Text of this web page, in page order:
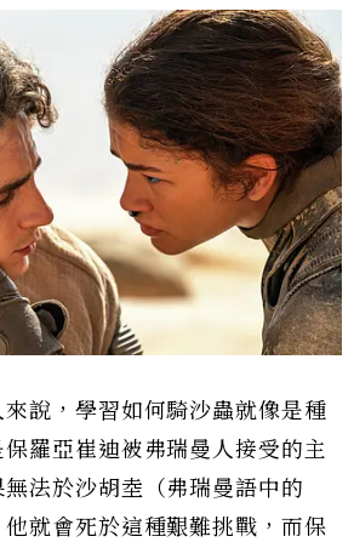
說，學習如何騎沙蟲就像是種
羅亞崔迪被弗瑞曼人接受的主
法於沙胡坴（弗瑞曼語中的
他就會死於這種艱難挑戰，而保